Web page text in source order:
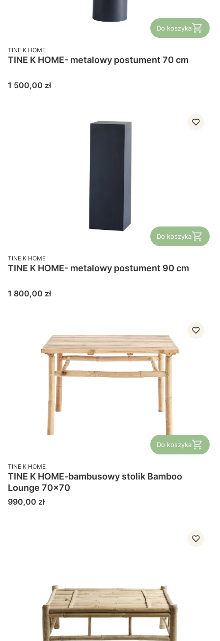
Do koszyka
PRODUCENT
TINE K HOME
TINE K HOME- metalowy postument 70 cm
Cena
1 500,00 zł
Do koszyka
PRODUCENT
TINE K HOME
TINE K HOME- metalowy postument 90 cm
Cena
1 800,00 zł
Do koszyka
PRODUCENT
TINE K HOME
TINE K HOME-bambusowy stolik Bamboo
Lounge 70x70
Cena
990,00 zł